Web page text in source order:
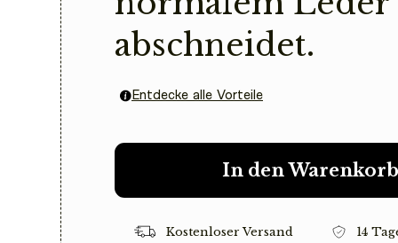
abschneidet.
Entdecke alle Vorteile
In den Warenkorb
Kostenloser Versand
14